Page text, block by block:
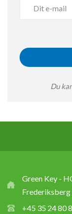
Du
Green Key -
Frederiksberg
+45 35 24 80